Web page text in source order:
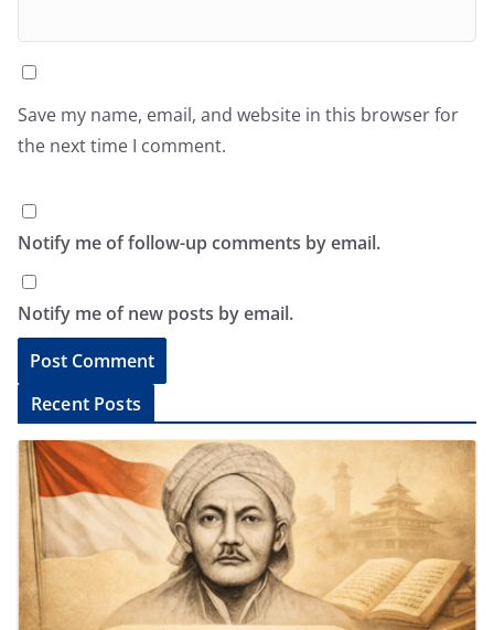
Save my name, email, and website in this browser for
the next time I comment.
Notify me of follow-up comments by email.
Notify me of new posts by email.
l
t
Recent Posts